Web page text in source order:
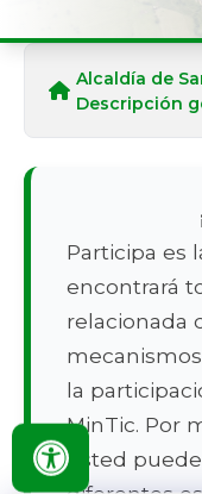
Alcaldía de
Descripción
Participa es
encontrará
relacionada
la
MinTic. Por
usted